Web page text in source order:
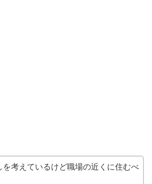
を考えているけど職場の近くに住むべ